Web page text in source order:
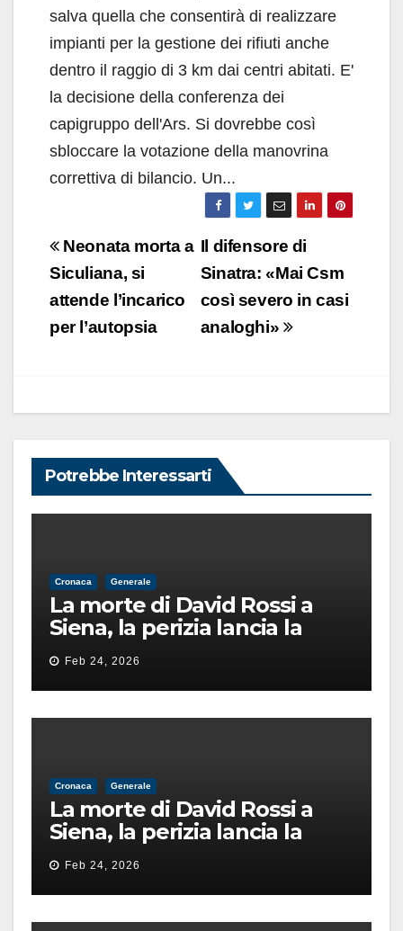
salva quella che consentirà di realizzare
impianti per la gestione dei rifiuti anche
dentro il raggio di 3 km dai centri abitati. E'
la decisione della conferenza dei
capigruppo dell'Ars. Si dovrebbe così
sbloccare la votazione della manovrina
correttiva di bilancio. Un...
Navigazione
articoli
Il difensore di
Sinatra: «Mai Csm
così severo in casi
analoghi»
Neonata morta a
Siculiana, si
attende l’incarico
per l’autopsia
Potrebbe Interessarti
Cronaca Generale
La morte di David Rossi a
Siena, la perizia lancia la
pista di un’intimidazione
finita male
Feb 24, 2026
Cronaca Generale
La morte di David Rossi a
Siena, la perizia lancia la
pista di un’intimidazione
finita male
Feb 24, 2026